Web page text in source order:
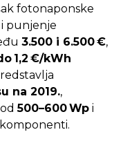
fotonaponske
punjenje
3.500 i 6.500 €,
1,2 €/kWh
na 2019.,
od500–600 Wp i
komponenti.